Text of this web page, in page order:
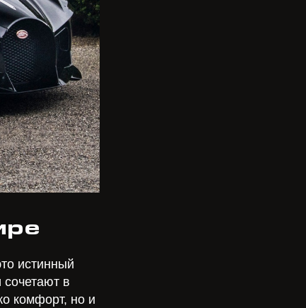
истинный
в
комфорт, но и